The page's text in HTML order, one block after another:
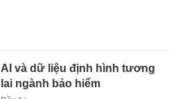
AI và dữ liệu định hình tương
lai ngành bảo hiểm